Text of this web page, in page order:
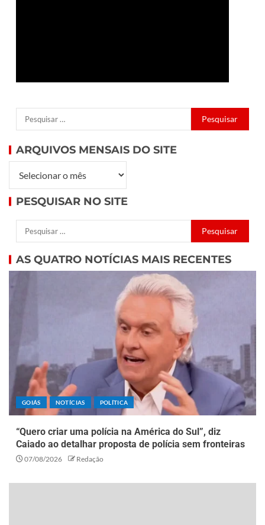
ARQUIVOS MENSAIS DO SITE
PESQUISAR NO SITE
AS QUATRO NOTÍCIAS MAIS RECENTES
GOIÁS NOTÍCIAS POLÍTICA
“Quero criar uma polícia na América do Sul”, diz
Caiado ao detalhar proposta de polícia sem fronteiras
07/08/2026 Redação